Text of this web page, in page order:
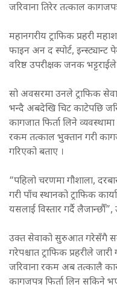
जरिवाना तिरेर तत्काल
महानगरीय ट्राफिक प्रहरी
फाइन अन द स्पोर्ट, इन्स्ट्यान्ट
वरिष्ठ उपरीक्षक जनक
सो अवसरमा उनले ट्राफिक
भन्दै अबदेखि चिट काटेपछि
कागजात फिर्ता लिने
रकम तत्काल भुक्तान गरी
गरिएको बताए ।
“पहिलो चरणमा गौशाला,
गरी पाँच स्थानको ट्राफिक
यसलाई विस्तार गर्दै
उक्त सेवाको सुरुआत गरेसँगै
गरेपश्चात ट्राफिक प्रहरीले
जरिवाना रकम अब तत्कालै
कागजपत्र फिर्ता लिन सकिने